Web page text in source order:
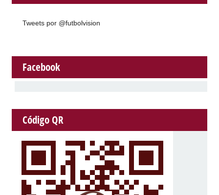
Tweets por @futbolvision
Facebook
Código QR